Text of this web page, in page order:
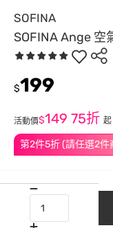
SOFINA
SOFINA Ange 空
第2件5折 (請任選2件
$199
活動價$149 75折 起